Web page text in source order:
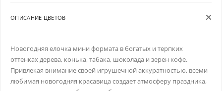
ОПИСАНИЕ ЦВЕТОВ
Новогодняя елочка мини формата в богатых и терпких
оттенках дерева, конька, табака, шоколада и зерен кофе.
Привлекая внимание своей игрушечной аккуратностью, всеми
любимая новогодняя красавица создает атмосферу праздника,